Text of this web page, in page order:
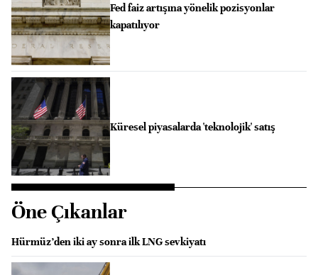
Fed faiz artışına yönelik pozisyonlar
kapatılıyor
Küresel piyasalarda 'teknolojik' satış
Öne Çıkanlar
Hürmüz’den iki ay sonra ilk LNG sevkiyatı